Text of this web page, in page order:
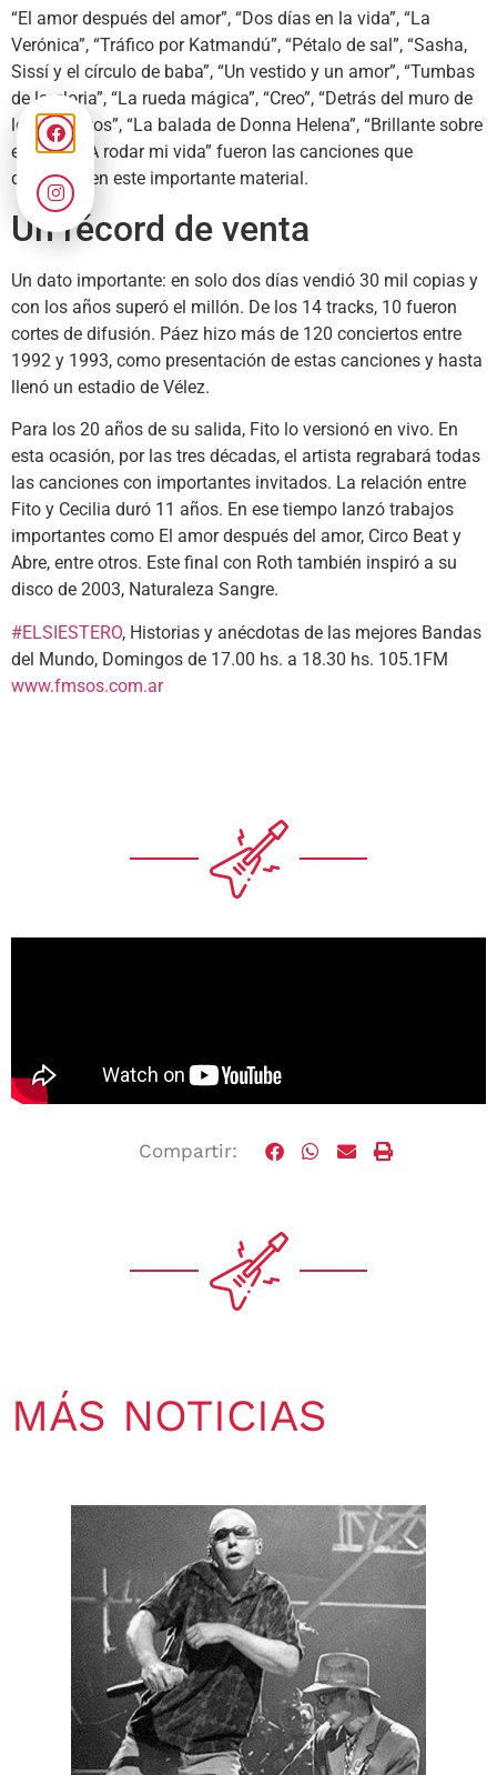
“El amor después del amor”, “Dos días en la vida”, “La
Verónica”, “Tráfico por Katmandú”, “Pétalo de sal”, “Sasha,
Sissí y el círculo de baba”, “Un vestido y un amor”, “Tumbas
de la gloria”, “La rueda mágica”, “Creo”, “Detrás del muro de
los lamentos”, “La balada de Donna Helena”, “Brillante sobre
el mic” y “A rodar mi vida” fueron las canciones que
quedaron en este importante material.
Un récord de venta
Un dato importante: en solo dos días vendió 30 mil copias y
con los años superó el millón. De los 14 tracks, 10 fueron
cortes de difusión. Páez hizo más de 120 conciertos entre
1992 y 1993, como presentación de estas canciones y hasta
llenó un estadio de Vélez.
Para los 20 años de su salida, Fito lo versionó en vivo. En
esta ocasión, por las tres décadas, el artista regrabará todas
las canciones con importantes invitados. La relación entre
Fito y Cecilia duró 11 años. En ese tiempo lanzó trabajos
importantes como El amor después del amor, Circo Beat y
Abre, entre otros. Este final con Roth también inspiró a su
disco de 2003, Naturaleza Sangre.
#ELSIESTERO, Historias y anécdotas de las mejores Bandas
del Mundo, Domingos de 17.00 hs. a 18.30 hs. 105.1FM
www.fmsos.com.ar
Compartir:
MÁS NOTICIAS